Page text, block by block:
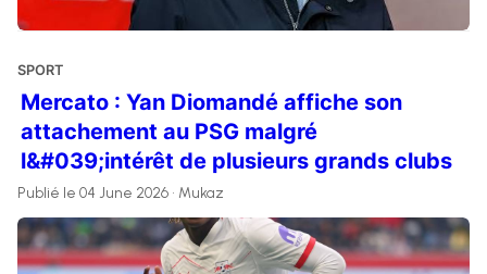
SPORT
Mercato : Yan Diomandé affiche son
attachement au PSG malgré
l&#039;intérêt de plusieurs grands clubs
Publié le 04 June 2026 • Mukaz